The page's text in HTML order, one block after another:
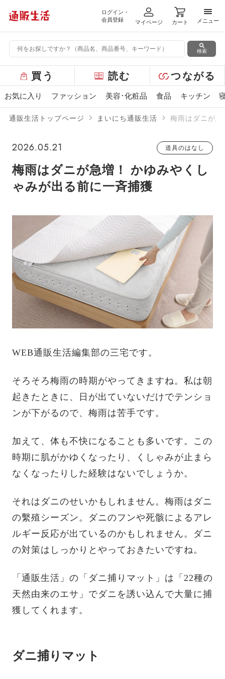
ログイン・
会員登録
マイページ カート
メ
メニュー
検索
ー
バ
買う 読む つながる
お気に入り ファッション 美容･化粧品 食品 キッチン
通販生活トップページ まいにち通販生活 梅雨はダニが
2026.05.21 道具のはなし
梅雨はダニが急増！ かゆみやくし
ゃみが出る前に一斉捕獲
WEB通販生活編集部の三宅です。
そろそろ梅雨の時期がやってきますね。私は朝
起きたときに、日が出ていないだけでテンショ
ンが下がるので、梅雨は苦手です。
加えて、体も不快になることも多いです。この
時期に肌がかゆくなったり、くしゃみが止まら
なくなったりした経験はないでしょうか。
それはダニのせいかもしれません。梅雨はダニ
の繫殖シーズン。ダニのフンや死骸によるアレ
ルギー反応が出ているのかもしれません。ダニ
の対策はしっかりとやっておきたいですね。
「通販生活」の「ダニ捕りマット」は「22種の
天然由来のエサ」でダニを誘い込んで大量に捕
獲してくれます。
ダニ捕りマット